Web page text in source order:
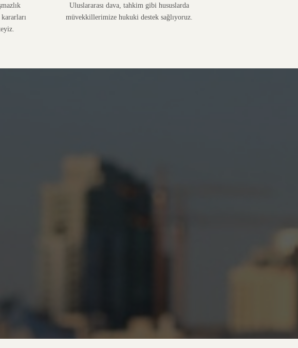
Uluslararası dava, tahkim gibi hususlarda
müvekkillerimize hukuki destek sağlıyoruz.